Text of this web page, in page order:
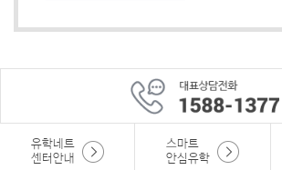
유학네트
센터안내
스마트
안심유학